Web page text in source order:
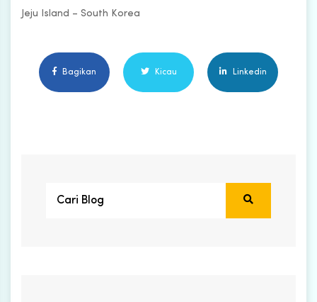
Jeju Island – South Korea
Bagikan Kicau Linkedin